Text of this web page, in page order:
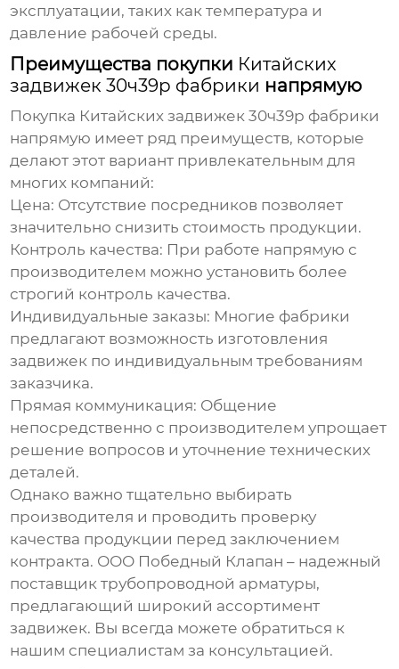
эксплуатации, таких как температура и
давление рабочей среды.
Преимущества покупки Китайских
задвижек 30ч39р фабрики напрямую
Покупка Китайских задвижек 30ч39р фабрики
напрямую имеет ряд преимуществ, которые
делают этот вариант привлекательным для
многих компаний:
Цена: Отсутствие посредников позволяет
значительно снизить стоимость продукции.
Контроль качества: При работе напрямую с
производителем можно установить более
строгий контроль качества.
Индивидуальные заказы: Многие фабрики
предлагают возможность изготовления
задвижек по индивидуальным требованиям
заказчика.
Прямая коммуникация: Общение
непосредственно с производителем упрощает
решение вопросов и уточнение технических
деталей.
Однако важно тщательно выбирать
производителя и проводить проверку
качества продукции перед заключением
контракта. ООО Победный Клапан – надежный
поставщик трубопроводной арматуры,
предлагающий широкий ассортимент
задвижек. Вы всегда можете обратиться к
нашим специалистам за консультацией.